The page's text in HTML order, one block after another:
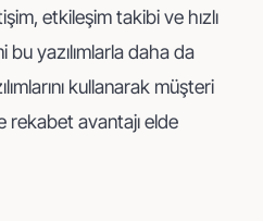
etkileşim takibi ve hızlı
yazılımlarla daha da
kullanarak müşteri
rekabet avantajı elde